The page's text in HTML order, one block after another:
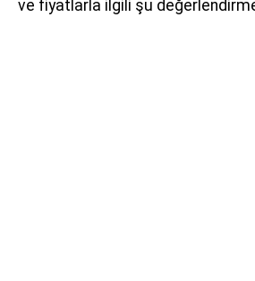
ve fiyatlarla ilgili şu